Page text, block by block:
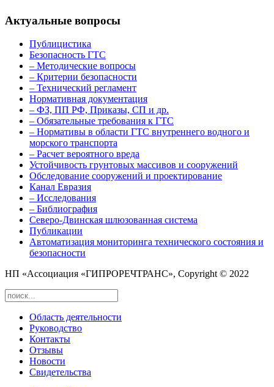
Актуальные вопросы
Публицистика
Безопасность ГТС
– Методические вопросы
– Критерии безопасности
– Технический регламент
Нормативная документация
– ФЗ, ПП РФ, Приказы, СП и др.
– Обязательные требования к ГТС
– Нормативы в области ГТС внутреннего водного и
морского транспорта
– Расчет вероятного вреда
Устойчивость грунтовых массивов и сооружений
Обследование сооружений и проектирование
Канал Евразия
– Исследования
– Библиография
Северо-Двинская шлюзованная система
Публикации
Автоматизация мониторинга технического состояния и
безопасности
НП «Ассоциация «ГИПРОРЕЧТРАНС», Copyright © 2022
Область деятельности
Руководство
Контакты
Отзывы
Новости
Свидетельства